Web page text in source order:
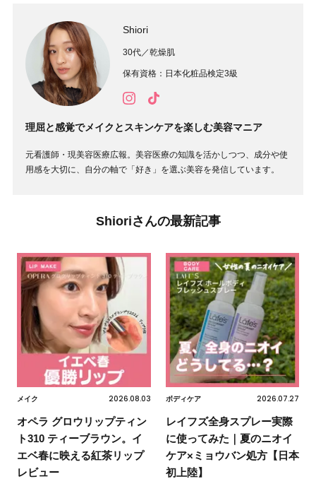
Shiori
30代／乾燥肌
保有資格：日本化粧品検定3級
理屈と感覚でメイクとスキンケアを楽しむ美容マニア
元看護師・現美容医療広報。美容医療の知識を活かしつつ、成分や使
用感を大切に、自分の軸で「好き」を選ぶ美容を発信しています。
Shioriさんの最新記事
メイク 2026.08.03
オペラ グロウリップティン
ト310 ティーブラウン。イ
エベ春に映える紅茶リップ
レビュー
ボディケア 2026.07.27
レイフズ全身スプレー実際
に使ってみた｜夏のニオイ
ケア×ミョウバン処方【日本
初上陸】